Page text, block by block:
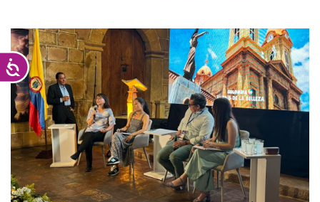
Accesibilidad